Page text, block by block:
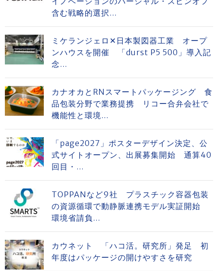
含む戦略的選択...
ミケランジェロ✕日本製図器工業 オープ
ンハウスを開催 「durst P5 500」導入記
念...
カナオカとRNスマートパッケージング 食
品包装分野で業務提携 リコー合弁会社で
機能性と環境...
「page2027」ポスターデザイン決定、公
式サイトオープン、出展募集開始 通算40
回目・...
TOPPANなど9社 プラスチック容器包装
の資源循環で動静脈連携モデル実証開始
環境省請負...
カウネット 「ハコ活。研究所」発足 初
年度はパッケージの開けやすさを研究